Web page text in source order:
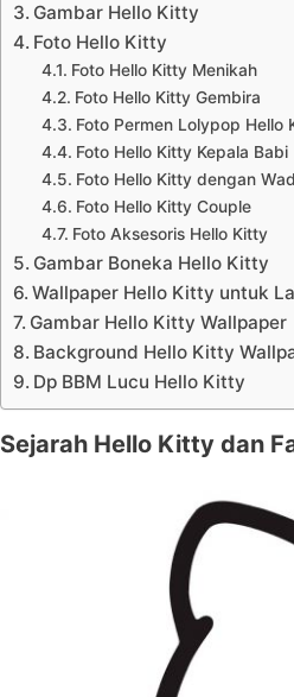
Gambar Hello Kitty
Foto Hello Kitty
Foto Hello Kitty Menikah
Foto Hello Kitty Gembira
Foto Permen Lolypop Hello
Foto Hello Kitty Kepala Babi
Foto Hello Kitty dengan
Foto Hello Kitty Couple
Foto Aksesoris Hello Kitty
Gambar Boneka Hello Kitty
Wallpaper Hello Kitty untuk
Gambar Hello Kitty Wallpaper
Background Hello Kitty
Dp BBM Lucu Hello Kitty
Sejarah Hello Kitty dan